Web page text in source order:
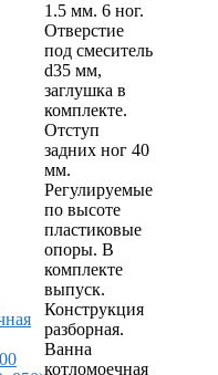
1.5 мм. 6 ног.
Отверстие
под смеситель
d35 мм,
заглушка в
комплекте.
Отступ
задних ног 40
мм.
Регулируемые
по высоте
пластиковые
опоры. В
комплекте
выпуск.
Конструкция
разборная.
Ванна
котломоечная